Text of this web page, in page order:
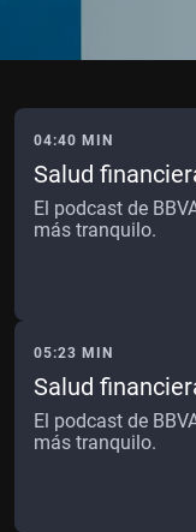
04:40 MIN
Salud
El podcast de
más tranquilo.
05:23 MIN
Salud
El podcast de
más tranquilo.